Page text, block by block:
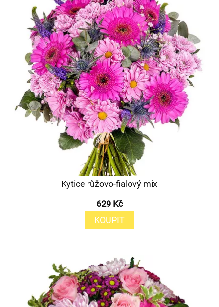
Kytice růžovo-fialový mix
629 Kč
KOUPIT